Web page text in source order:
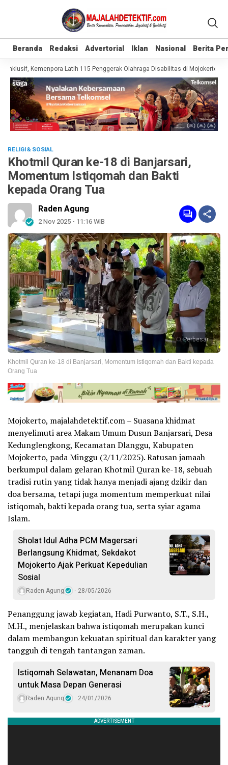
Beranda Redaksi Advertorial Iklan Nasional Berita
Beranda Redaksi Advertorial Iklan Nasional Berita
Kemenpora Latih 115 Penggerak Olahraga Disabilitas di Mojokerto
RELIGI & SOSIAL
Khotmil Quran ke-18 di Banjarsari,
Momentum Istiqomah dan Bakti
kepada Orang Tua
Raden Agung
2 Nov 2025 - 11:16 WIB
Perbesar
Khotmil Quran ke-18 di Banjarsari, Momentum Istiqomah dan Bakti kepada
Orang Tua
Mojokerto, majalahdetektif.com – Suasana khidmat
menyelimuti area Makam Umum Dusun Banjarsari, Desa
Kedunglengkong, Kecamatan Dlanggu, Kabupaten
Mojokerto, pada Minggu (2/11/2025). Ratusan jamaah
berkumpul dalam gelaran Khotmil Quran ke-18, sebuah
tradisi rutin yang tidak hanya menjadi ajang dzikir dan
doa bersama, tetapi juga momentum memperkuat nilai
istiqomah, bakti kepada orang tua, serta syiar agama
Islam.
Sholat Idul Adha PCM Magersari
Berlangsung Khidmat, Sekdakot
Mojokerto Ajak Perkuat Kepedulian
Sosial
Raden Agung 28/05/2026
Penanggung jawab kegiatan, Hadi Purwanto, S.T., S.H.,
M.H., menjelaskan bahwa istiqomah merupakan kunci
dalam membangun kekuatan spiritual dan karakter yang
tangguh di tengah tantangan zaman.
Istiqomah Selawatan, Menanam Doa
untuk Masa Depan Generasi
Raden Agung 24/01/2026